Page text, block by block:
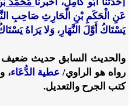
عَنِ الْحَكَمِ بْنِ الْحَارِثِ صَاحِبِ
يَسْتَاكُ أَوَّلَ النَّهَارِ، وَلا يَرَاهُ
والحديث السابق حديث ضعيف
رواه هو الراوي/ عطية الدُّعَاء،
كتب الجرح والتعديل.